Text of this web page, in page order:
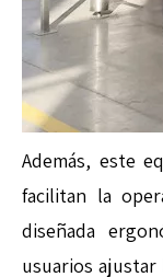
Además, este
facilitan la
diseñada
usuarios